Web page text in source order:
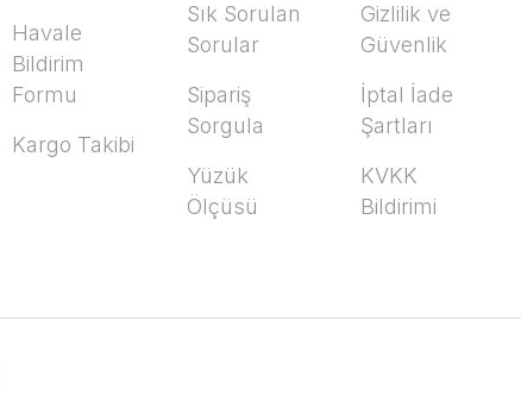
Havale
Bildirim
Formu
Kargo Takibi
Sık Sorulan
Sorular
Sipariş
Sorgula
Yüzük
Ölçüsü
Gizlilik ve
Güvenlik
İptal İade
Şartları
KVKK
Bildirimi